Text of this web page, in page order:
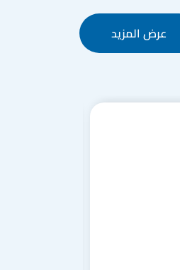
عرض المزيد